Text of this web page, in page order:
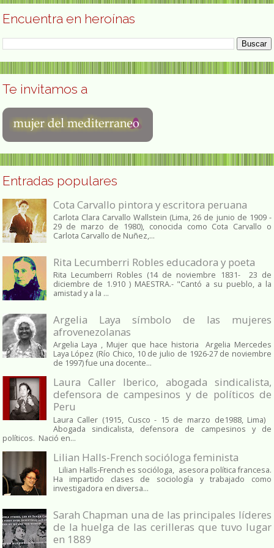
Encuentra en heroínas
Te invitamos a
Entradas populares
Cota Carvallo pintora y escritora peruana
Carlota Clara Carvallo Wallstein (Lima, 26 de junio de 1909 -
29 de marzo de 1980), conocida como Cota Carvallo o
Carlota Carvallo de Nuñez,...
Rita Lecumberri Robles educadora y poeta
Rita Lecumberri Robles (14 de noviembre 1831- 23 de
diciembre de 1.910 ) MAESTRA.- "Cantó a su pueblo, a la
amistad y a la ...
Argelia Laya símbolo de las mujeres
afrovenezolanas
Argelia Laya , Mujer que hace historia Argelia Mercedes
Laya López (Río Chico, 10 de julio de 1926-27 de noviembre
de 1997) fue una docente...
Laura Caller Iberico, abogada sindicalista,
defensora de campesinos y de políticos de
Peru
Laura Caller (1915, Cusco - 15 de marzo de1988, Lima)
Abogada sindicalista, defensora de campesinos y de
políticos. Nació en...
Lilian Halls-French socióloga feminista
Lilian Halls-French es socióloga, asesora política francesa.
Ha impartido clases de sociología y trabajado como
investigadora en diversa...
Sarah Chapman una de las principales líderes
de la huelga de las cerilleras que tuvo lugar
en 1889